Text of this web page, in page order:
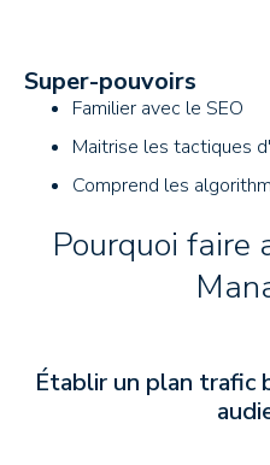
Super-pouvoirs
Familier avec le SEO
Maitrise les tactiques
Comprend les
Pourquoi faire
Établir un plan trafic